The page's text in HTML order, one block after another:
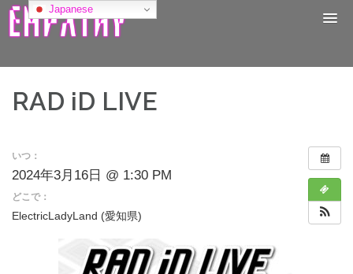
コ
テ
ツ
RAD iD LIVE
いつ：
2024年3月16日 @ 1:30 PM
どこで：
ElectricLadyLand (愛知県)
Japanese